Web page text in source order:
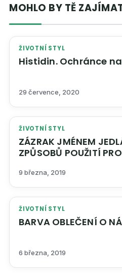
MOHLO BY TĚ
ŽIVOTNÍ STYL
Histidin. Ochránce
29 července, 2020
ŽIVOTNÍ STYL
ZÁZRAK JMÉNEM JEDLÁ SODA – 27
9 března, 2019
ŽIVOTNÍ STYL
6 března, 2019